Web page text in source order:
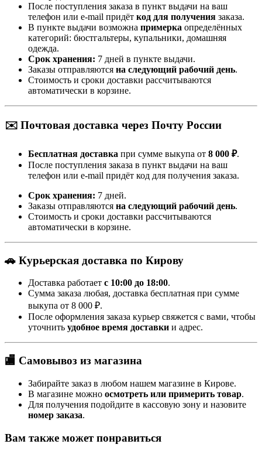
После поступления заказа в пункт выдачи на ваш
телефон или e-mail придёт код для получения заказа.
В пункте выдачи возможна примерка определённых
категорий: бюстгальтеры, купальники, домашняя
одежда.
Срок хранения: 7 дней в пункте выдачи.
Заказы отправляются на следующий рабочий день.
Стоимость и сроки доставки рассчитываются
автоматически в корзине.
✉️ Почтовая доставка через Почту России
Бесплатная доставка при сумме выкупа от 8 000 ₽.
После поступления заказа в пункт выдачи на ваш
телефон или e-mail придёт код для получения заказа.
Срок хранения: 7 дней.
Заказы отправляются на следующий рабочий день.
Стоимость и сроки доставки рассчитываются
автоматически в корзине.
🚗 Курьерская доставка по Кирову
Доставка работает с 10:00 до 18:00.
Сумма заказа любая, доставка бесплатная при сумме
выкупа от 8 000 ₽.
После оформления заказа курьер свяжется с вами, чтобы
уточнить удобное время доставки и адрес.
🏬 Самовывоз из магазина
Забирайте заказ в любом нашем магазине в Кирове.
В магазине можно осмотреть или примерить товар.
Для получения подойдите в кассовую зону и назовите
номер заказа.
Вам также может понравиться